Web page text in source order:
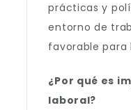
prácticas y
entorno de
favorable para
¿Por qué es
laboral?